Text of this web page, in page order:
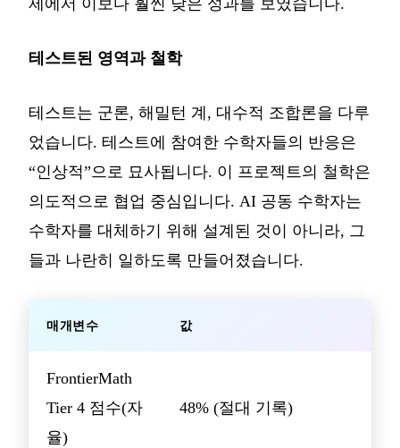
테스트된 영역과 철학
테스트는 군론, 해밀턴 계, 대수적 조합론을 다루
었습니다. 테스트에 참여한 수학자들의 반응은
“인상적”으로 묘사됩니다. 이 프로젝트의 철학은
의도적으로 협업 중심입니다. AI 공동 수학자는
수학자를 대체하기 위해 설계된 것이 아니라, 그
들과 나란히 일하도록 만들어졌습니다.
매개변수 값
FrontierMath
Tier 4 점수(자
율)
48% (절대 기록)